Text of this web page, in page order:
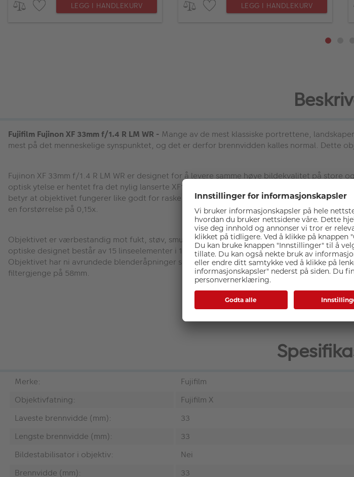
LEGG I HANDLEKURV LEGG I HANDLEKURV
Fujifilm Fujinon XF 33mm f/1.4 R LM WR - Mange av de mest klassiske portrettene,
mest på det menneskelige synspunktet, og det er derfor brennvidden kalles normal. Dette
Fujinon XF 33mm f/1.4 R LM WR er designet for å levere samme høye bildekvalitet på
optisk ytelse er hentet fra det nylig lanserte XF1 8mm f/1.4 R LM WR og også det nye XF
betyr at objektivet fungerer like godt for raske motiver i bevegelse som for video. Det er
en forstørrelse på 0,15x.
Objektivet er værbestandig mot fukt, støv, smuss og lave temperaturer. Blenderringen har
optiske designet består av 15 linseelementer i 10 grupper inkludert to asfæriske og tre ED -
Objektivet har ni avrundede blenderåpninger som gir en myk og kremaktig
filtergjenge på 58mm.
Merke:
Fujifilm
Objektivfatning:
Fujifilm X
Laveste brennvidde (mm):
33
Lengste brennvidde (mm):
33
Bildestabilisator i objektiv:
Nei
Brennvidde (mm):
33